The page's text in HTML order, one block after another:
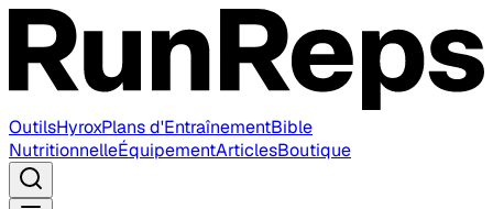
OutilsHyroxPlans d'EntraînementBible
NutritionnelleÉquipementArticlesBoutique